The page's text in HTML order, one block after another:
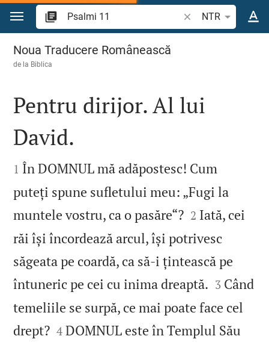
Sari la conținut
Căutați un verset
NTR
Psalmi 11
Noua Traducere Românească
de la Biblica

Pentru dirijor. Al lui
David.

1 În DOMNUL mă adăpostesc! Cum
puteți spune sufletului meu: „Fugi la
muntele vostru, ca o pasăre“?
2 Iată, cei
răi își încordează arcul, își potrivesc
săgeata pe coardă, ca să‑i țintească pe
întuneric pe cei cu inima dreaptă. 

3 Când
temeliile se surpă, ce mai poate face cel
drept?
4 DOMNUL este în Templul Său